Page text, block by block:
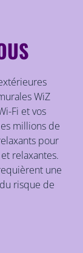
WiZ
Fi et vos
millions de
pour
relaxantes.
une
risque de